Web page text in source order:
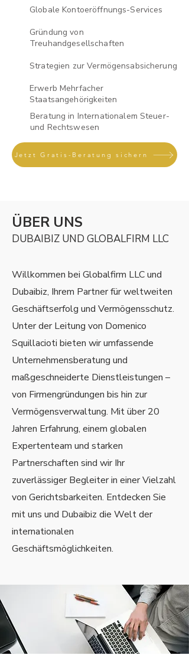
Globale Kontoeröffnungs-Services
Gründung von
Treuhandgesellschaften
Strategien zur Vermögensabsicherung
Erwerb Mehrfacher
Staatsangehörigkeiten
Beratung in Internationalem Steuer-
und Rechtswesen
Jetzt Gratis-Beratung sichern
ÜBER UNS
DUBAIBIZ UND GLOBALFIRM LLC
Willkommen bei Globalfirm LLC und
Dubaibiz, Ihrem Partner für weltweiten
Geschäftserfolg und Vermögensschutz.
Unter der Leitung von Domenico
Squillacioti bieten wir umfassende
Unternehmensberatung und
maßgeschneiderte Dienstleistungen –
von Firmengründungen bis hin zur
Vermögensverwaltung. Mit über 20
Jahren Erfahrung, einem globalen
Expertenteam und starken
Partnerschaften sind wir Ihr
zuverlässiger Begleiter in einer Vielzahl
von Gerichtsbarkeiten. Entdecken Sie
mit uns und Dubaibiz die Welt der
internationalen
Geschäftsmöglichkeiten.